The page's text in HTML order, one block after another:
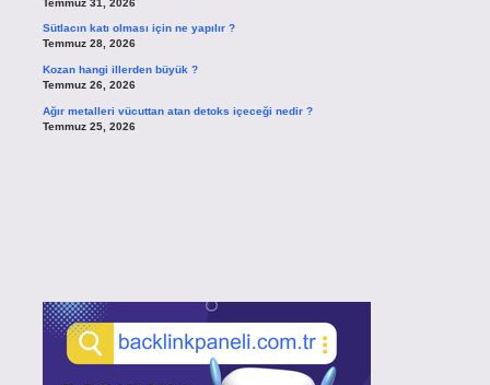
Temmuz 31, 2026
Sütlacın katı olması için ne yapılır ?
Temmuz 28, 2026
Kozan hangi illerden büyük ?
Temmuz 26, 2026
Ağır metalleri vücuttan atan detoks içeceği nedir ?
Temmuz 25, 2026